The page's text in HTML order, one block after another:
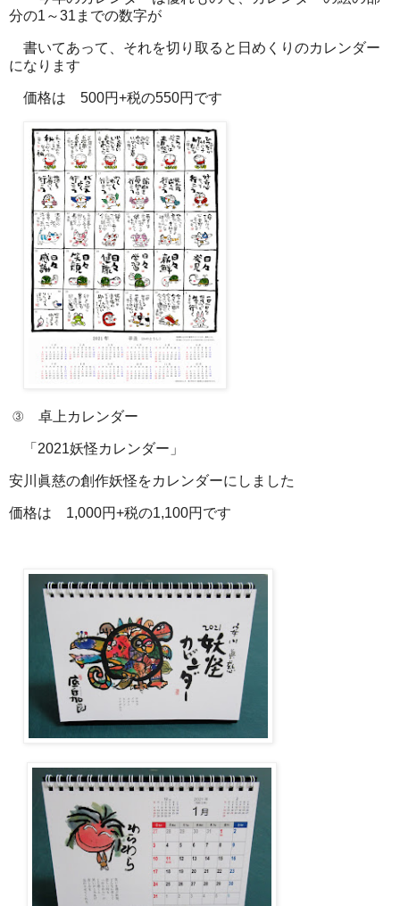
分の1～31までの数字が
書いてあって、それを切り取ると日めくりのカレンダー
になります
価格は 500円+税の550円です
③ 卓上カレンダー
「2021妖怪カレンダー」
安川眞慈の創作妖怪をカレンダーにしました
価格は 1,000円+税の1,100円です